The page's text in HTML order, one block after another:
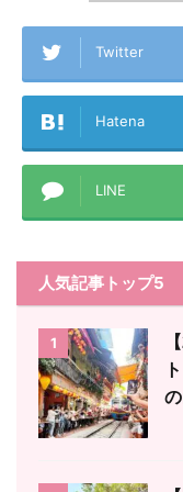
Twitter
Hatena
LINE
人気記事トップ5
1